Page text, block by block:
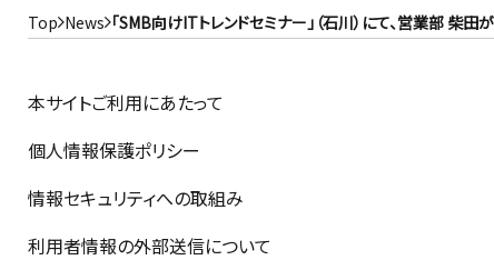
Top News 「SMB向けITトレンドセミナー」（石川）にて、営業部 柴田
本サイトご利用にあたって
個人情報保護ポリシー
情報セキュリティへの取組み
利用者情報の外部送信について